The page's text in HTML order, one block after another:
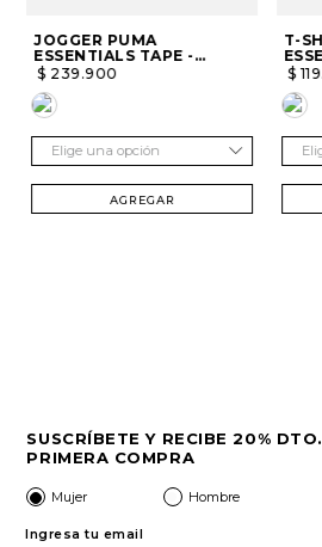
JOGGER PUMA
ESSENTIALS TAPE -
HOMBRE
$ 239.900
Elige una opción
AGREGAR
T-
TEE
$ 119
SUSCRÍBETE Y RECIBE 20%
PRIMERA COMPRA
Mujer Hombre